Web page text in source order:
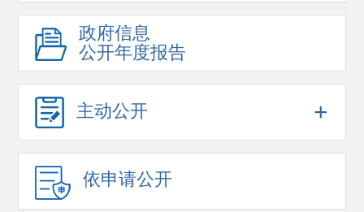
政府信息
公开年度报告
主动公开 +
依申请公开